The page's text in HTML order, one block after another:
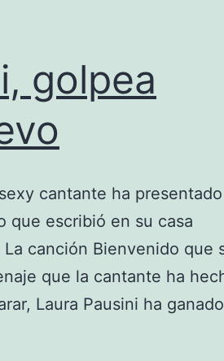
golpea
cantante ha
que escribió en su casa
canción Bienvenido que
que la cantante ha
Laura Pausini ha